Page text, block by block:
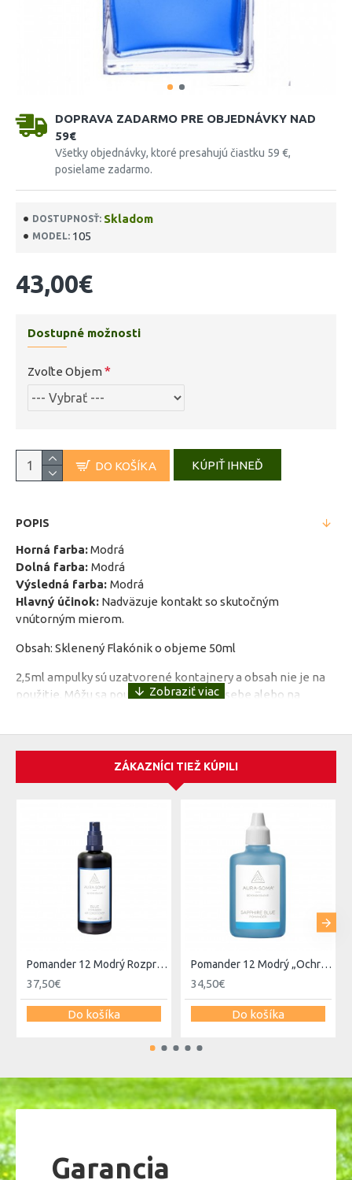
DOPRAVA ZADARMO PRE OBJEDNÁVKY NAD
59€
Všetky objednávky, ktoré presahujú čiastku 59 €,
posielame zadarmo.
DOSTUPNOSŤ: Skladom
MODEL: 105
43,00€
Dostupné možnosti
Zvoľte Objem
DO KOŠÍKA KÚPIŤ IHNEĎ
POPIS
Horná farba:Modrá
Dolná farba: Modrá
Výsledná farba: Modrá
Hlavný účinok: Nadväzuje kontakt so skutočným
vnútorným mierom.
Obsah: Sklenený Flakónik o objeme 50ml
2,5ml ampulky sú uzatvorené kontajnery a obsah nie je na
použitie. Môžu sa použiť na nosenie pri sebe alebo na
- Pomáha prijímať informácie z iných dimenzií, očisťuje
- Odstraňuje strach z neznáma, uvoľňuje kreativitu
- Pomáha pri problémoch s koncentráciou a hovorením
- Prináša hlboký mier a radosť, ukľudňuje emócie
- Reguluje funkciu štítnej žľazy a celého endokrinného
- Pri napätí v šiji, pri infekciách, pri prerezávaní zúbkov
Miesto aplikovania:
Nanáša sa okolo celého krku, v zátylku
a kľúčne kosti.
Vdychujem kľud a mier, vydychujem kľud a mier.
Otvorený flakón uchopte do ľavej ruky, prostredníkom
flakónu a palcom podoprite flakón zo spodku. Dôkladne
flakón do pravej ruky a naneste na ľavú dlaň malé množstvo
aplikovania. Množstvo použitej emulzie na jedno nanesenie
je asi veľkosť orecha. Odporúča sa nanášať emulziu 2 x
Flakón patrí iba jednej osobe, tej, ktorá ho používa. V
ZÁKAZNÍCI TIEŽ KÚPILI
Pomander 12 Modrý Rozprašovač
37,50€
Do košíka
Pomander 12 Modrý „Ochrana pokoja a komunikácie“
34,50€
Do košíka
Garancia